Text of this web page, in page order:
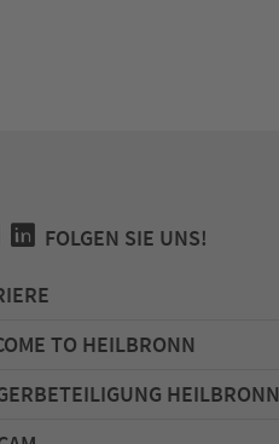
FOLGEN SIE UNS!
TO HEILBRONN
HEILBRONN